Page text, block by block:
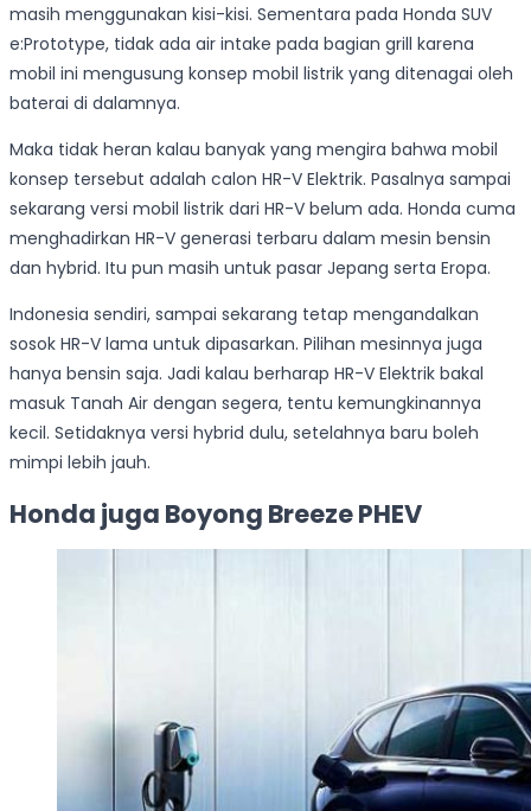
masih menggunakan kisi-kisi. Sementara pada Honda SUV
e:Prototype, tidak ada air intake pada bagian grill karena
mobil ini mengusung konsep mobil listrik yang ditenagai oleh
baterai di dalamnya.
Maka tidak heran kalau banyak yang mengira bahwa mobil
konsep tersebut adalah calon HR-V Elektrik. Pasalnya sampai
sekarang versi mobil listrik dari HR-V belum ada. Honda cuma
menghadirkan HR-V generasi terbaru dalam mesin bensin
dan hybrid. Itu pun masih untuk pasar Jepang serta Eropa.
Indonesia sendiri, sampai sekarang tetap mengandalkan
sosok HR-V lama untuk dipasarkan. Pilihan mesinnya juga
hanya bensin saja. Jadi kalau berharap HR-V Elektrik bakal
masuk Tanah Air dengan segera, tentu kemungkinannya
kecil. Setidaknya versi hybrid dulu, setelahnya baru boleh
mimpi lebih jauh.
Honda juga Boyong Breeze PHEV